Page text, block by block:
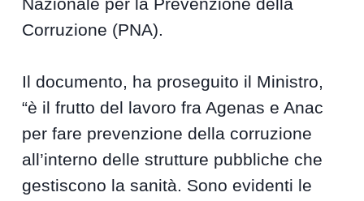
Corruzione (PNA).
Il documento, ha proseguito il Ministro,
“è il frutto del lavoro fra Agenas e Anac
per fare prevenzione della corruzione
all’interno delle strutture pubbliche che
gestiscono la sanità. Sono evidenti le